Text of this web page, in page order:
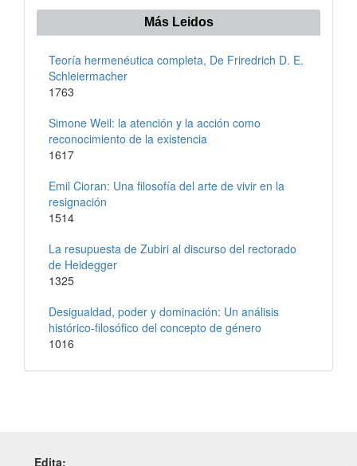
Más Leidos
Teoría hermenéutica completa, De Friredrich D. E.
Schleiermacher
1763
Simone Weil: la atención y la acción como
reconocimiento de la existencia
1617
Emil Cioran: Una filosofía del arte de vivir en la
resignación
1514
La resupuesta de Zubiri al discurso del rectorado
de Heidegger
1325
Desigualdad, poder y dominación: Un análisis
histórico-filosófico del concepto de género
1016
Edita: